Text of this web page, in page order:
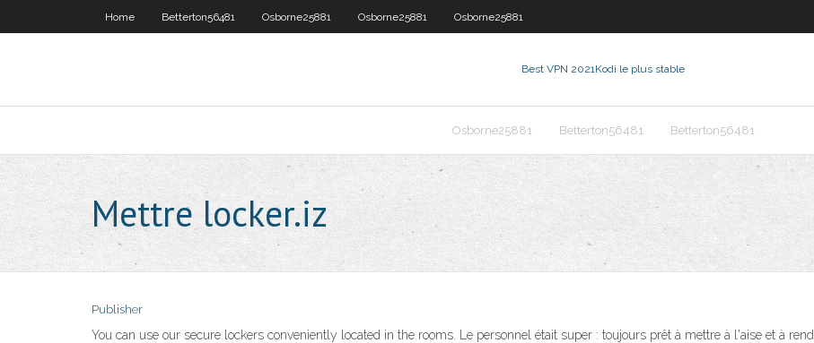
Home Betterton56481 Osborne25881 Osborne25881 Osborne25881
Best VPN 2021Kodi le plus stable
Osborne25881 Betterton56481 Betterton56481
Mettre locker.iz
Publisher
You can use our secure lockers conveniently located in the rooms. Le personnel était super : toujours prêt à mettre à l'aise et à